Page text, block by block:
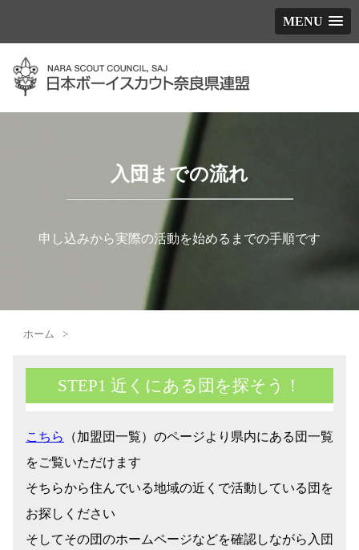
MENU
入団までの流れ
申し込みから実際の活動を始めるまでの手順です
ホーム >
STEP1 近くにある団を探そう！
こちら
（加盟団一覧）のページより県内にある団一覧
をご覧いただけます
そちらから住んでいる地域の近くで活動している団を
お探しください
そしてその団のホームページなどを確認しながら入団